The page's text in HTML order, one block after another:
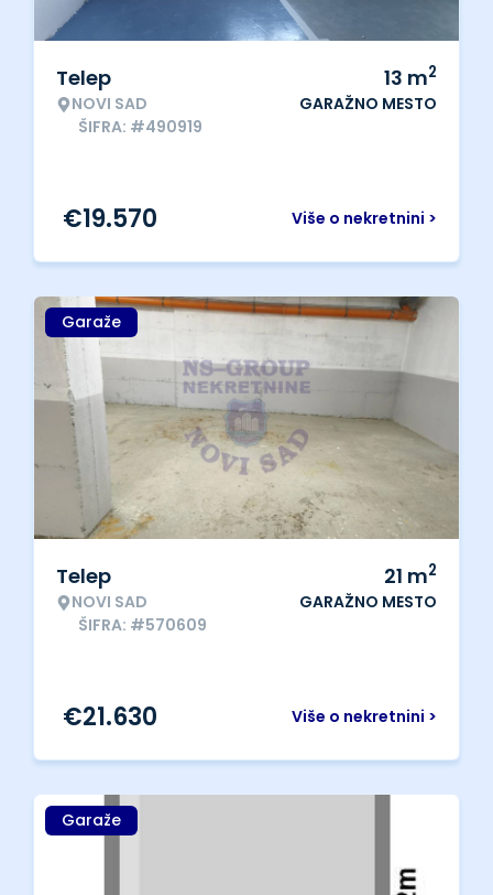
Telep
NOVI SAD
ŠIFRA: #490919
13 m2
GARAŽNO MESTO
Više o nekretnini >
€19.570
Garaže
Telep
NOVI SAD
ŠIFRA: #570609
21 m2
GARAŽNO MESTO
Više o nekretnini >
€21.630
Garaže